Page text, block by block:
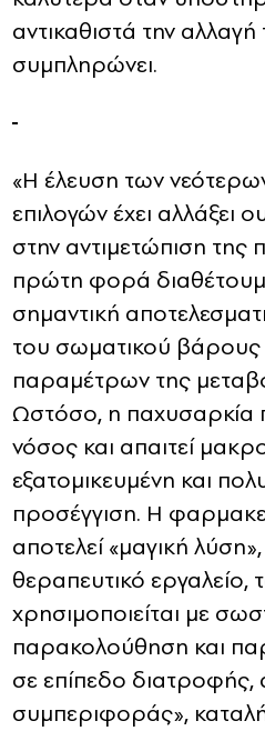
αντικαθιστά την
συμπληρώνει.
«Η έλευση των
επιλογών έχει αλλάξει
στην αντιμετώπιση της
πρώτη φορά
σημαντική
του σωματικού βάρους
παραμέτρων της
Ωστόσο, η παχυσαρκία
νόσος και απαιτεί
εξατομικευμένη και
προσέγγιση. Η
αποτελεί «μαγική
θεραπευτικό εργαλείο,
χρησιμοποιείται με
παρακολούθηση και
σε επίπεδο
συμπεριφοράς»,